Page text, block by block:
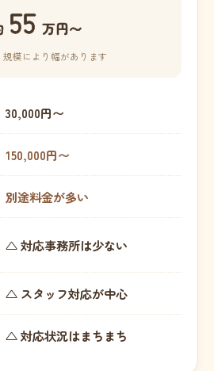
55 万円〜
規模により幅があります
30,000円〜
150,000円〜
別途料金が多い
△ 対応事務所は少ない
△ スタッフ対応が中心
△ 対応状況はまちまち